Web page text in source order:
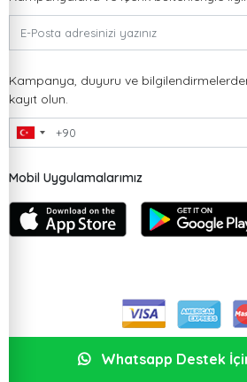
Kampanya, duyuru ve
kayıt olun.
Mobil Uygulamalarımız
Whatsapp Destek İçin